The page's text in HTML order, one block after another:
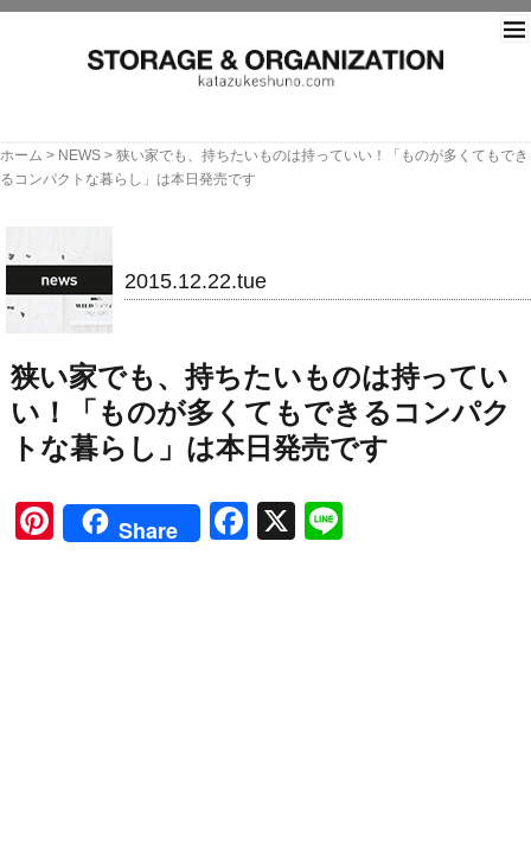
ホーム > NEWS > 狭い家でも、持ちたいものは持っていい！「ものが多くてもでき
るコンパクトな暮らし」は本日発売です
2015.12.22.tue
狭い家でも、持ちたいものは持ってい
い！「ものが多くてもできるコンパク
トな暮らし」は本日発売です
Pinterest
Share Facebook
X